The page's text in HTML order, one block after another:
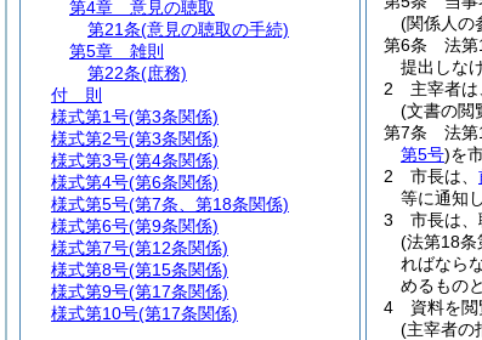
(関係人の
第6条
法第
提出しな
2
主宰者
(文書の閲
第7条
法第
第5号)を
2
市長は、
等に通知
3
市長は
(法第18条
ればなら
めるもの
4
資料を
(主宰者の
第4章
意見の聴取
第21条(意見の聴取の手続)
第5章
雑則
第22条(庶務)
付 則
様式第1号(第3条関係)
様式第2号(第3条関係)
様式第3号(第4条関係)
様式第4号(第6条関係)
様式第5号(第7条、第18条関係)
様式第6号(第9条関係)
様式第7号(第12条関係)
様式第8号(第15条関係)
様式第9号(第17条関係)
様式第10号(第17条関係)